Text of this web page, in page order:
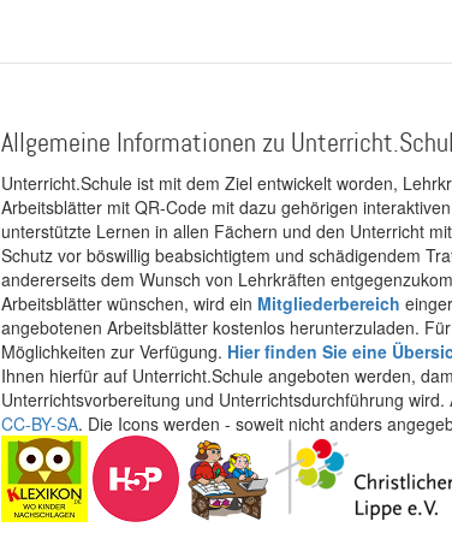
Allgemeine Informationen zu
Unterricht.Schule ist mit dem Ziel entwickelt worden,
Arbeitsblätter mit QR-Code mit dazu gehörigen
unterstützte Lernen in allen Fächern und den Unterricht
Schutz vor böswillig beabsichtigtem und schädigendem
andererseits dem Wunsch von Lehrkräften
Arbeitsblätter wünschen, wird ein Mitgliederbereich
angebotenen Arbeitsblätter kostenlos herunterzuladen.
Möglichkeiten zur Verfügung. Hier finden Sie eine
Ihnen hierfür auf Unterricht.Schule angeboten werden,
Unterrichtsvorbereitung und Unterrichtsdurchführung
CC-BY-SA. Die Icons werden - soweit nicht anders